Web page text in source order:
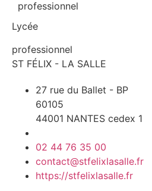
Lycée
professionnel
ST FÉLIX - LA SALLE
27 rue du Ballet - BP
60105
44001 NANTES cedex 1
02 44 76 35 00
contact@stfelixlasalle.fr
https://stfelixlasalle.fr